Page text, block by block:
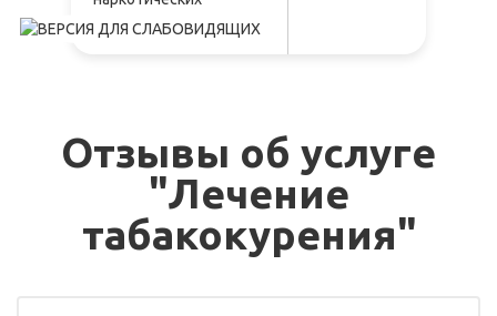
веществ
Отзывы об услуге
"Лечение
табакокурения"